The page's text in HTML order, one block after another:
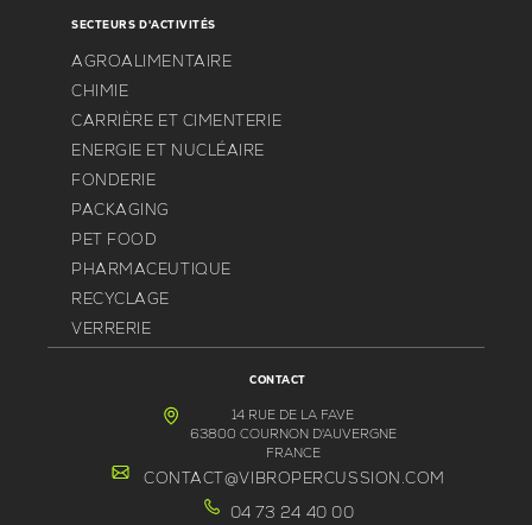
SECTEURS D'ACTIVITÉS
AGROALIMENTAIRE
CHIMIE
CARRIÈRE ET CIMENTERIE
ENERGIE ET NUCLÉAIRE
FONDERIE
PACKAGING
PET FOOD
PHARMACEUTIQUE
RECYCLAGE
VERRERIE
CONTACT
14 RUE DE LA FAVE
63800 COURNON D'AUVERGNE
FRANCE
CONTACT@VIBROPERCUSSION.COM
04 73 24 40 00